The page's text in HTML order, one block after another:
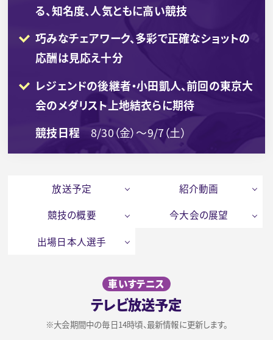
る、知名度、人気ともに高い競技
巧みなチェアワーク、多彩で正確なショットの
応酬は見応え十分
レジェンドの後継者・小田凱人、前回の東京大
会のメダリスト上地結衣らに期待
競技日程
8/30（金）～9/7（土）
放送予定
紹介動画
競技の概要
今大会の展望
出場日本人選手
車いすテニス
テレビ放送予定
※大会期間中の毎日14時頃、最新情報に更新します。